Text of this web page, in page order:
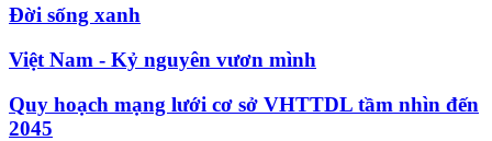
Đời sống xanh
Việt Nam - Kỷ nguyên vươn mình
Quy hoạch mạng lưới cơ sở VHTTDL tầm nhìn đến
2045